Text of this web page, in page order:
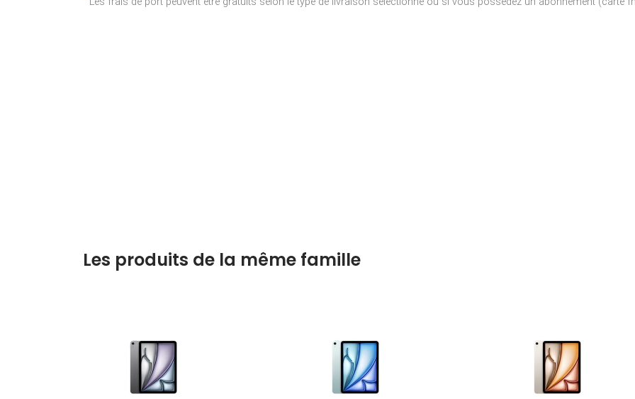
Les produits de la même famille